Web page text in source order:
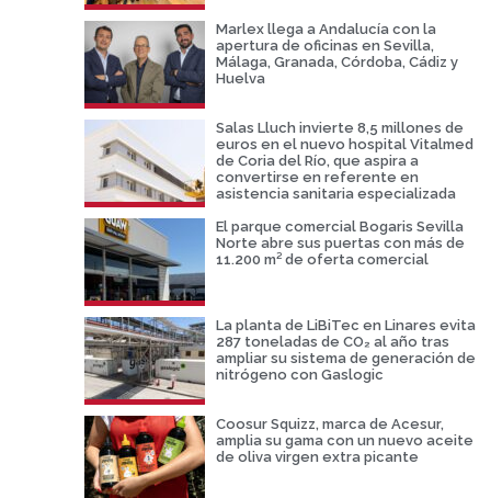
Marlex llega a Andalucía con la
apertura de oficinas en Sevilla,
Málaga, Granada, Córdoba, Cádiz y
Huelva
Salas Lluch invierte 8,5 millones de
euros en el nuevo hospital Vitalmed
de Coria del Río, que aspira a
convertirse en referente en
asistencia sanitaria especializada
El parque comercial Bogaris Sevilla
Norte abre sus puertas con más de
11.200 m² de oferta comercial
La planta de LiBiTec en Linares evita
287 toneladas de CO₂ al año tras
ampliar su sistema de generación de
nitrógeno con Gaslogic
Coosur Squizz, marca de Acesur,
amplia su gama con un nuevo aceite
de oliva virgen extra picante